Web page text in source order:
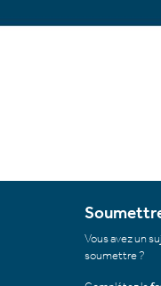
Vous avez un
soumettre ?